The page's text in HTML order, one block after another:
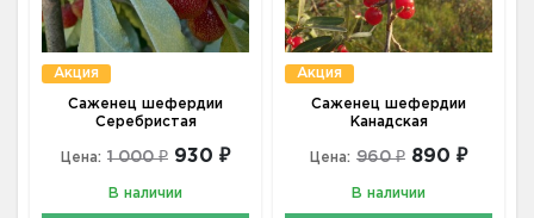
Акция
Саженец шефердии
Серебристая
Цена: 1 000 ₽ 930 ₽
В наличии
Акция
Саженец шефердии
Канадская
Цена: 960 ₽ 890 ₽
В наличии